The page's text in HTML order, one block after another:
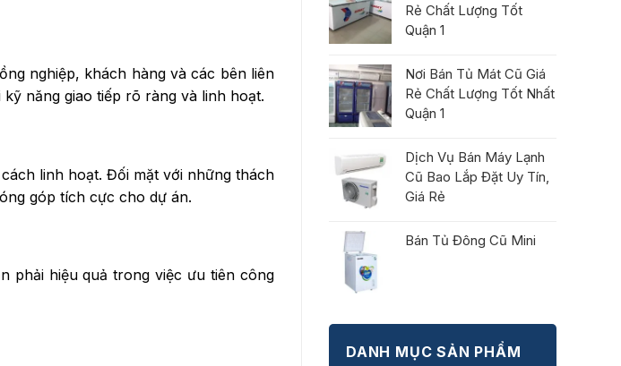
nghiệp, khách hàng và các bên liên
năng giao tiếp rõ ràng và linh hoạt.
linh hoạt. Đối mặt với những thách
góp tích cực cho dự án.
phải hiệu quả trong việc ưu tiên công
Rẻ Chất Lượng Tốt
Quận 1
Nơi Bán Tủ Mát Cũ Giá
Rẻ Chất Lượng Tốt Nhất
Quận 1
Dịch Vụ Bán Máy Lạnh
Cũ Bao Lắp Đặt Uy Tín,
Giá Rẻ
Bán Tủ Đông Cũ Mini
DANH MỤC SẢN PHẨM